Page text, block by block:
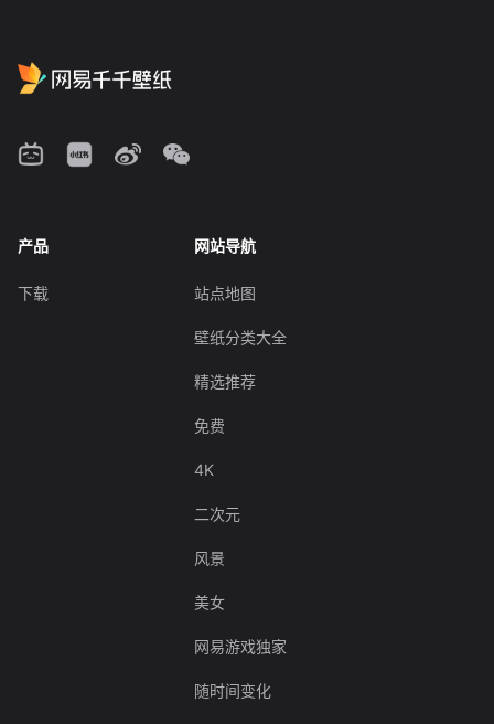
产品
下载
网站导航
站点地图
壁纸分类大全
精选推荐
免费
4K
二次元
风景
美女
网易游戏独家
随时间变化